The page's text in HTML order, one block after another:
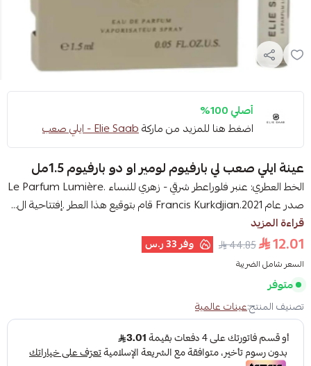
أصلي 100%
اضغط هنا للمزيد من ماركةElie Saab - ايلي صعب
عينة ايلي صعب لي بارفيوم لومير او دو بارفيوم 1.5مل
الخط العطري: عنبر فلوراعطر شرقي - زهري للنساء .Le Parfum Lumière
صدر عام 2021.Francis Kurkdjian قام بتوقيع هذا العطر .إفتتاحية ال...
قراءة المزيد
12.01
44.85 وفر33 ر.س
السعر شامل الضريبة
متوفر
تصنيف المنتج:عينات عالمية